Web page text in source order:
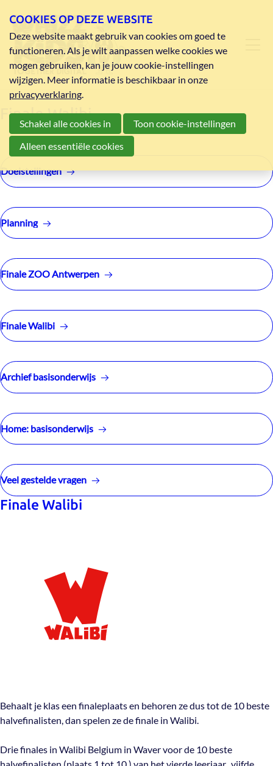
Finale Walibi
Finale Walibi
Behaalt je klas een finaleplaats en behoren ze dus tot de 10 beste
halvefinalisten, dan spelen ze de finale in Walibi.
Drie finales in Walibi Belgium in Waver voor de 10 beste
halvefinalisten (plaats 1 tot 10 ) van het vierde leerjaar, vijfde
Doelstellingen
Planning
Finale ZOO Antwerpen
Finale Walibi
Archief basisonderwijs
Home: basisonderwijs
Veel gestelde vragen
COOKIES OP DEZE WEBSITE
Deze website maakt gebruik van cookies om goed te
functioneren. Als je wilt aanpassen welke cookies we
mogen gebruiken, kan je jouw cookie-instellingen
wijzigen. Meer informatie is beschikbaar in onze
privacyverklaring.
Schakel alle cookies in
Toon cookie-instellingen
Alleen essentiële cookies